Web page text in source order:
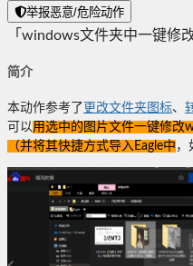
举报恶意/危险动作
「windows文件夹中一键修
简介
本动作参考了 更改文件夹图标、
可以用选中的图片文件一键修改
（并将其快捷方式导入Eagle中 ，